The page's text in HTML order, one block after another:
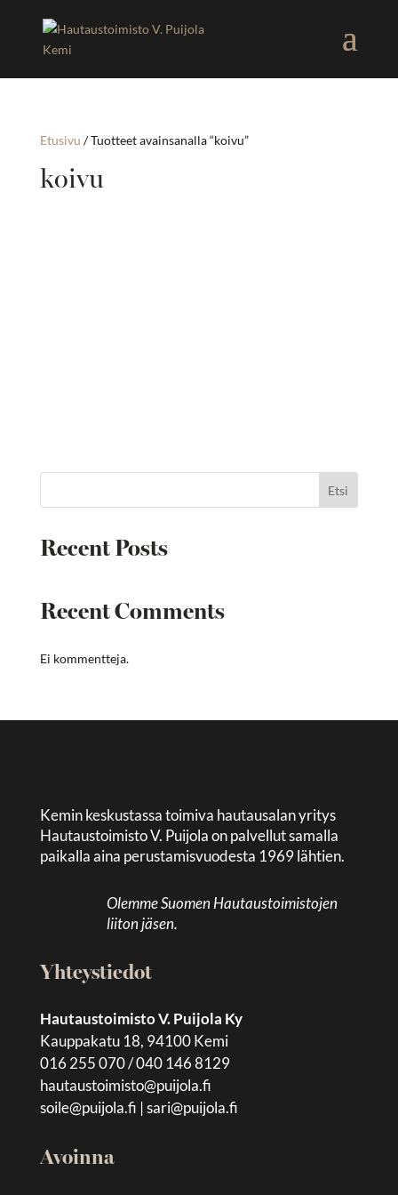
Etusivu / Tuotteet avainsanalla “koivu”
koivu
Etsi
Recent Posts
Recent Comments
Ei kommentteja.
Kemin keskustassa toimiva hautausalan yritys
Hautaustoimisto V. Puijola on palvellut samalla
paikalla aina perustamisvuodesta 1969 lähtien.
Olemme Suomen Hautaustoimistojen
liiton jäsen.
Yhteystiedot
Hautaustoimisto V. Puijola Ky
Kauppakatu 18, 94100 Kemi
016 255 070 / 040 146 8129
hautaustoimisto@puijola.fi
soile@puijola.fi |sari@puijola.fi
Avoinna